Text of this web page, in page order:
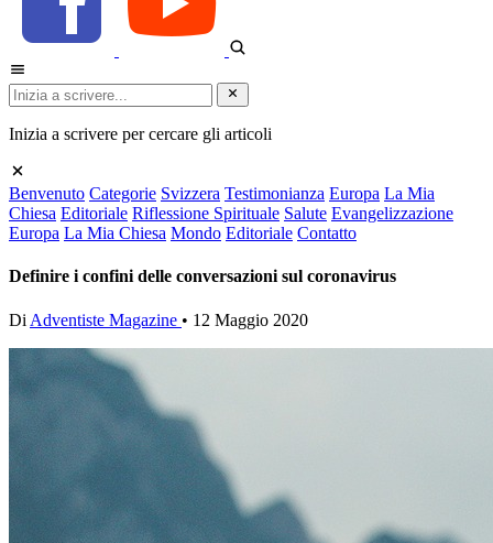
Inizia a scrivere per cercare gli articoli
Benvenuto Categorie Svizzera Testimonianza Europa La Mia
Chiesa Editoriale Riflessione Spirituale Salute Evangelizzazione
Europa La Mia Chiesa Mondo Editoriale Contatto
Definire i confini delle conversazioni sul coronavirus
Di Adventiste Magazine • 12 Maggio 2020